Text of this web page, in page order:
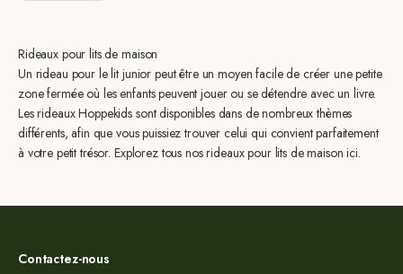
Rideaux pour lits de maison
Un rideau pour le lit junior peut être un moyen facile de créer une petite
zone fermée où les enfants peuvent jouer ou se détendre avec un livre.
Les rideaux Hoppekids sont disponibles dans de nombreux thèmes
différents, afin que vous puissiez trouver celui qui convient parfaitement
à votre petit trésor. Explorez tous nos rideaux pour lits de maison ici.
Contactez-nous